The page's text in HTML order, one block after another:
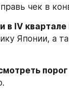
чек в
IV
Японии, а